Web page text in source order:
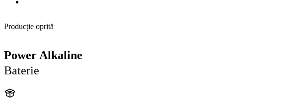
Producție oprită
Power Alkaline
Baterie